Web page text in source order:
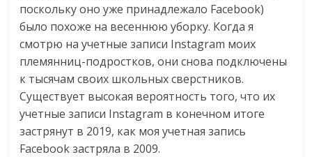
поскольку оно уже принадлежало Facebook)
было похоже на весеннюю уборку. Когда я
смотрю на учетные записи Instagram моих
племянниц-подростков, они снова подключены
к тысячам своих школьных сверстников.
Существует высокая вероятность того, что их
учетные записи Instagram в конечном итоге
застрянут в 2019, как моя учетная запись
Facebook застряла в 2009.